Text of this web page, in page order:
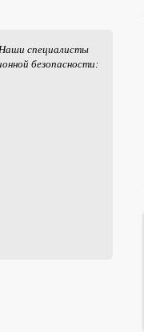
специалисты
безопасности: